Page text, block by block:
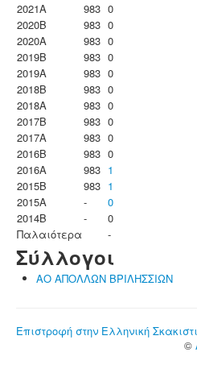
2021A
983 0
2020B
983 0
2020A
983 0
2019B
983 0
2019A
983 0
2018B
983 0
2018A
983 0
2017B
983 0
2017A
983 0
2016B
983 0
2016A
983 1
2015B
983 1
2015A
-
0
2014B
-
0
Παλαιότερα
-
Σύλλογοι
ΑΟ ΑΠΟΛΛΩΝ ΒΡΙΛΗΣΣΙΩΝ
Επιστροφή στην Ελληνική
©